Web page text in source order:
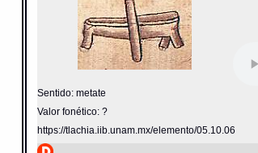
Sentido: metate
Valor fonético: ?
https://tlachia.iib.unam.mx/elemento/05.10.06